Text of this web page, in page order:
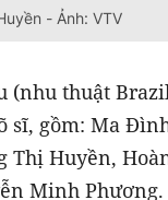
- Ảnh: VTV
(nhu thuật
sĩ, gồm: Ma
Thị Huyền,
Minh Phương.